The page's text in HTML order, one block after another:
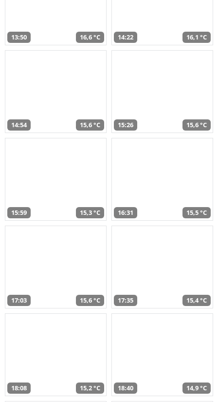
13:50 16,6 °C 14:22 16,1 °C
14:54 15,6 °C 15:26 15,6 °C
15:59 15,3 °C 16:31 15,5 °C
17:03 15,6 °C 17:35 15,4 °C
18:08 15,2 °C 18:40 14,9 °C